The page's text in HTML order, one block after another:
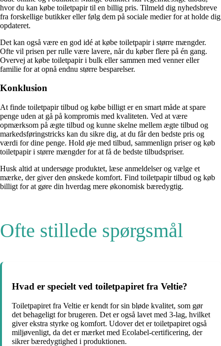
hvor du kan købe toiletpapir til en billig pris. Tilmeld dig nyhedsbreve
fra forskellige butikker eller følg dem på sociale medier for at holde dig
opdateret.
Det kan også være en god idé at købe toiletpapir i større mængder.
Ofte vil prisen per rulle være lavere, når du køber flere på én gang.
Overvej at købe toiletpapir i bulk eller sammen med venner eller
familie for at opnå endnu større besparelser.
Konklusion
At finde toiletpapir tilbud og købe billigt er en smart måde at spare
penge uden at gå på kompromis med kvaliteten. Ved at være
opmærksom på ægte tilbud og kunne skelne mellem ægte tilbud og
markedsføringstricks kan du sikre dig, at du får den bedste pris og
værdi for dine penge. Hold øje med tilbud, sammenlign priser og køb
toiletpapir i større mængder for at få de bedste tilbudspriser.
Husk altid at undersøge produktet, læse anmeldelser og vælge et
mærke, der giver den ønskede komfort. Find toiletpapir tilbud og køb
billigt for at gøre din hverdag mere økonomisk bæredygtig.
Ofte stillede spørgsmål
Hvad er specielt ved toiletpapiret fra Veltie?
Toiletpapiret fra Veltie er kendt for sin bløde kvalitet, som gør
det behageligt for brugeren. Det er også lavet med 3-lag, hvilket
giver ekstra styrke og komfort. Udover det er toiletpapiret også
miljøvenligt, da det er mærket med Ecolabel-certificering, der
sikrer bæredygtighed i produktionen.